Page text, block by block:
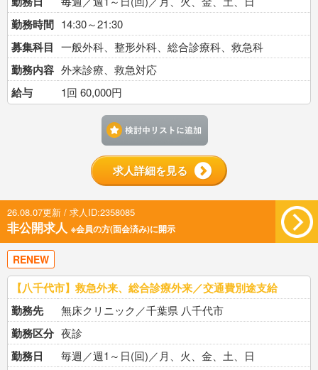
勤務時間 14:30～21:30
募集科目 一般外科、整形外科、総合診療科、救急科
勤務内容 外来診療、救急対応
給与 1回 60,000円
求人詳細を見る
26.08.07更新 / 求人ID:2358085
非公開求人 ※会員の方(面会済み)に開示
RENEW
【八千代市】救急外来、総合診療外来／交通費別途支給
勤務先
無床クリニック／千葉県 八千代市
勤務区分 夜診
勤務日 毎週／週1～日(回)／月、火、金、土、日